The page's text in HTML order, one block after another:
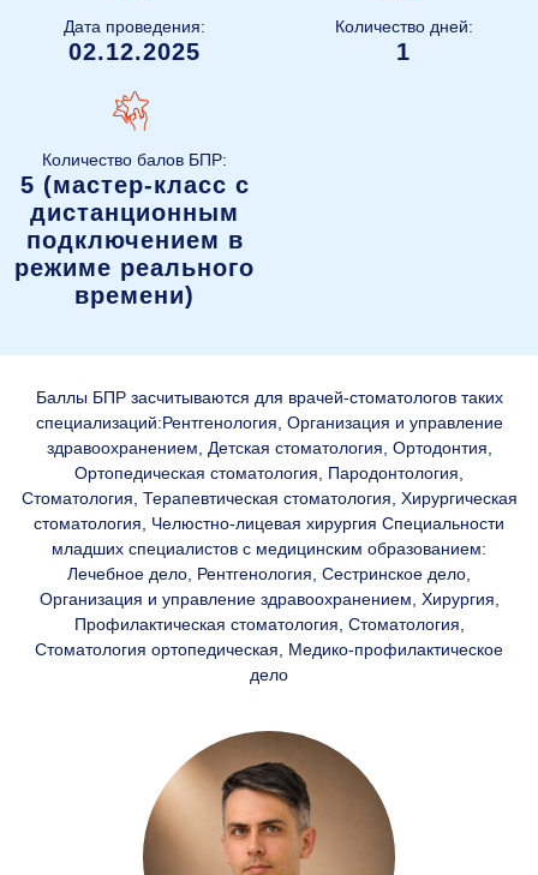
Дата проведения:
02.12.2025
Количество дней:
1
Количество балов БПР:
5 (мастер-класс с
дистанционным
подключением в
режиме реального
времени)
Баллы БПР засчитываются для врачей-стоматологов таких
специализаций:Рентгенология, Организация и управление
здравоохранением, Детская стоматология, Ортодонтия,
Ортопедическая стоматология, Пародонтология,
Стоматология, Терапевтическая стоматология, Хирургическая
стоматология, Челюстно-лицевая хирургия Специальности
младших специалистов с медицинским образованием:
Лечебное дело, Рентгенология, Сестринское дело,
Организация и управление здравоохранением, Хирургия,
Профилактическая стоматология, Стоматология,
Стоматология ортопедическая, Медико-профилактическое
дело